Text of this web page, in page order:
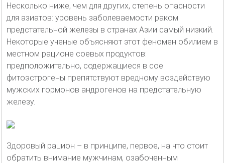
Несколько ниже, чем для других, степень опасности
для азиатов: уровень заболеваемости раком
предстательной железы в странах Азии самый низкий.
Некоторые ученые объясняют этот феномен обилием в
местном рационе соевых продуктов:
предположительно, содержащиеся в сое
фитоэстрогены препятствуют вредному воздействую
мужских гормонов андрогенов на предстательную
железу.
Здоровый рацион – в принципе, первое, на что стоит
обратить внимание мужчинам, озабоченным